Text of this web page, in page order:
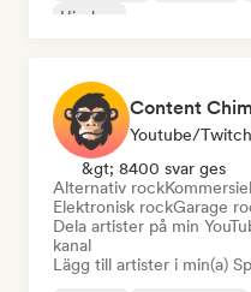
Hip-hop
Content
&gt; 8400 svar ges
Alternativ rock
Elektronisk rockGarage
Dela artister på min
kanal
Lägg till artister i min(a)